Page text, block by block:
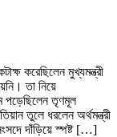
করেছিলেন মুখ্যমন্ত্রী
তা নিয়ে
পড়েছিলেন তৃণমূল
তুলে ধরলেন অর্থমন্ত্রী
দাঁড়িয়ে স্পষ্ট […]